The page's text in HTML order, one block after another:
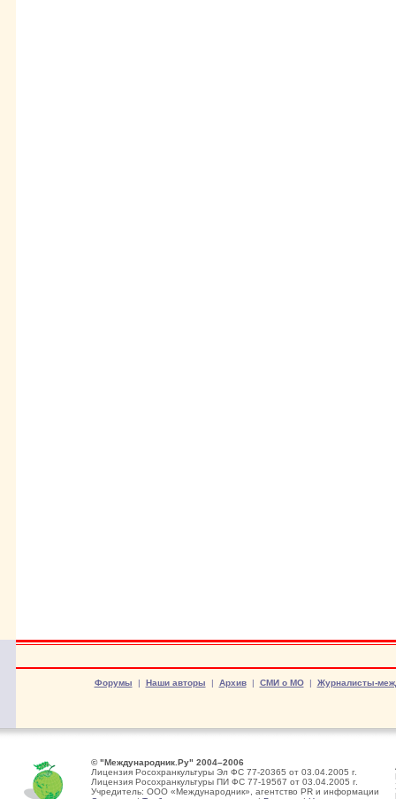
Форумы | Наши авторы | Архив| СМИ о МО| Журналисты-
© "Международник.Ру" 2004–2006
Лицензия Росохранкультуры Эл ФС 77-20365 от 03.04.2005 г.
Лицензия Росохранкультуры ПИ ФС 77-19567 от 03.04.2005 г.
Учредитель: ООО «Международник», агентство PR и информации